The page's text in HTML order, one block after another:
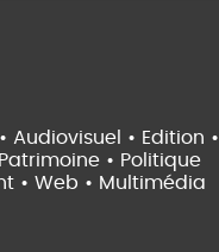
Audiovisuel • Edition •
Patrimoine • Politique
• Web • Multimédia